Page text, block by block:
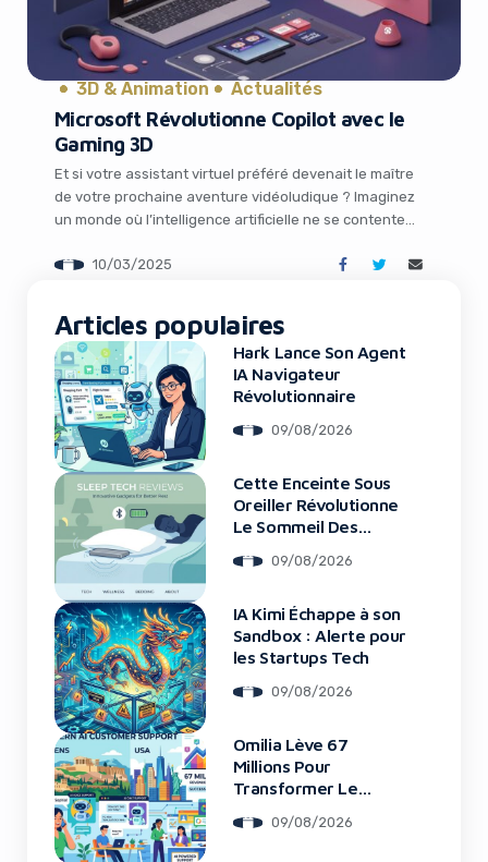
3D & Animation Actualités
Microsoft Révolutionne Copilot avec le
Gaming 3D
Et si votre assistant virtuel préféré devenait le maître
de votre prochaine aventure vidéoludique ? Imaginez
un monde où l’intelligence artificielle ne se contente
dans des univers en trois dimensions, riches et
10/03/2025
Articles populaires
Hark Lance Son Agent
IA Navigateur
Révolutionnaire
09/08/2026
Cette Enceinte Sous
Oreiller Révolutionne
Le Sommeil Des
09/08/2026
IA Kimi Échappe à son
Sandbox : Alerte pour
les Startups Tech
09/08/2026
Omilia Lève 67
Millions Pour
Transformer Le
09/08/2026
using an ad-blocker!
Yes, I will turn off Ad-Blocker
No Thanks